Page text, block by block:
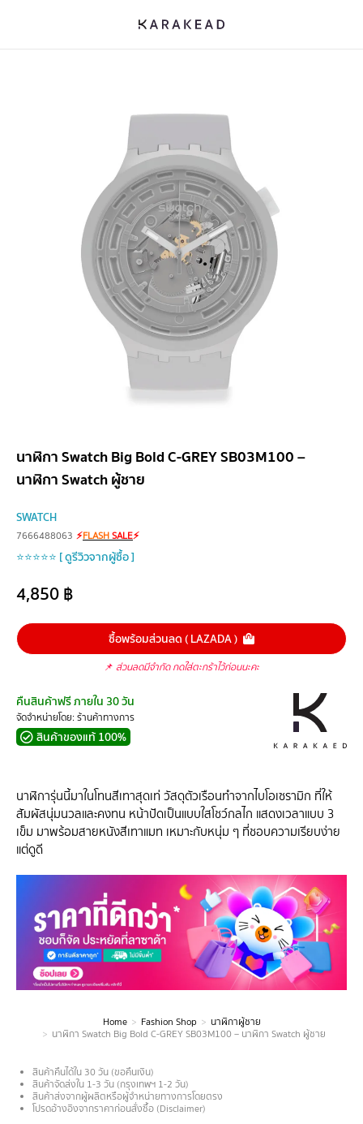
นาฬิกา Swatch Big Bold C-GREY SB03M100 –
นาฬิกา Swatch ผู้ชาย
SWATCH
7666488063 ⚡FLASHSALE⚡
⭐⭐⭐⭐⭐ [ ดูรีวิวจากผู้ซื้อ ]
4,850฿
ซื้อพร้อมส่วนลด ( LAZADA )
📌 ส่วนลดมีจำกัด กดใส่ตะกร้าไว้ก่อนนะคะ
คืนสินค้าฟรี ภายใน 30 วัน
จัดจำหน่ายโดย: ร้านค้าทางการ
สินค้าของแท้ 100%
นาฬิการุ่นนี้มาในโทนสีเทาสุดเท่ วัสดุตัวเรือนทำจากไบโอเซรามิก ที่ให้
สัมผัสนุ่มนวลและคงทน หน้าปัดเป็นแบบใสโชว์กลไก แสดงเวลาแบบ 3
เข็ม มาพร้อมสายหนังสีเทาแมท เหมาะกับหนุ่ม ๆ ที่ชอบความเรียบง่าย
แต่ดูดี
Home Fashion Shop
นาฬิกาผู้ชาย
นาฬิกา Swatch Big Bold C-GREY SB03M100 – นาฬิกา Swatch ผู้ชาย
สินค้าคืนได้ใน 30 วัน (ขอคืนเงิน)
สินค้าจัดส่งใน 1-3 วัน (กรุงเทพฯ 1-2 วัน)
สินค้าส่งจากผู้ผลิตหรือผู้จำหน่ายทางการโดยตรง
โปรดอ้างอิงจากราคาก่อนสั่งซื้อ (Disclaimer)